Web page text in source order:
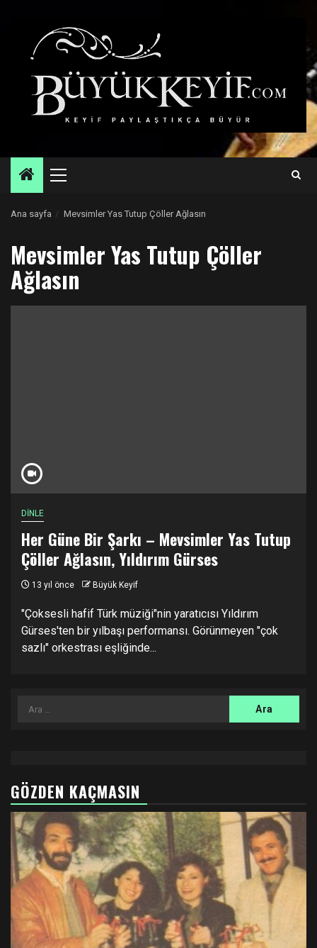
Primary
Ana sayfa Mevsimler Yas Tutup Çöller Ağlasın
Mevsimler Yas Tutup Çöller
Ağlasın
DİNLE
Her Güne Bir Şarkı – Mevsimler Yas Tutup
Çöller Ağlasın, Yıldırım Gürses
13 yıl önce Büyük Keyif
"Çoksesli hafif Türk müziği"nin yaratıcısı Yıldırım
Gürses'ten bir yılbaşı performansı. Görünmeyen "çok
sazlı" orkestrası eşliğinde...
Arama:
GÖZDEN KAÇMASIN